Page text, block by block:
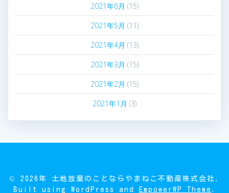
2021年6月 (15)
2021年5月 (11)
2021年4月 (13)
2021年3月 (15)
2021年2月 (15)
2021年1月 (3)
© 2026年 土地放棄のことならやまねこ不動産株式会社.
Built using WordPress and
EmpowerWP Theme .